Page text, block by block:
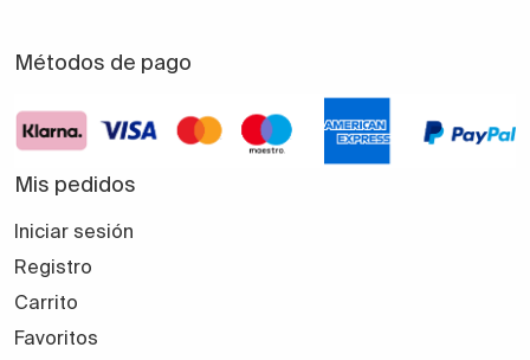
Métodos de pago
Mis pedidos
Iniciar sesión
Registro
Carrito
Favoritos